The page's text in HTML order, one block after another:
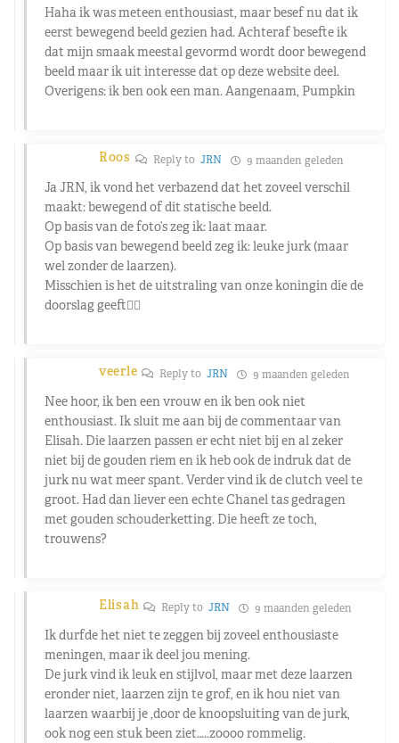
Haha ik was meteen enthousiast, maar besef nu dat ik
eerst bewegend beeld gezien had. Achteraf besefte ik
dat mijn smaak meestal gevormd wordt door bewegend
beeld maar ik uit interesse dat op deze website deel.
Overigens: ik ben ook een man. Aangenaam, Pumpkin
Roos Reply to JRN 9 maanden geleden
Ja JRN, ik vond het verbazend dat het zoveel verschil
maakt: bewegend of dit statische beeld.
Op basis van de foto’s zeg ik: laat maar.
Op basis van bewegend beeld zeg ik: leuke jurk (maar
wel zonder de laarzen).
Misschien is het de uitstraling van onze koningin die de
doorslag geeft🤷‍♀️
veerle Reply toJRN 9 maanden geleden
Nee hoor, ik ben een vrouw en ik ben ook niet
enthousiast. Ik sluit me aan bij de commentaar van
Elisah. Die laarzen passen er echt niet bij en al zeker
niet bij de gouden riem en ik heb ook de indruk dat de
jurk nu wat meer spant. Verder vind ik de clutch veel te
groot. Had dan liever een echte Chanel tas gedragen
met gouden schouderketting. Die heeft ze toch,
trouwens?
Elisah Reply toJRN 9 maanden geleden
Ik durfde het niet te zeggen bij zoveel enthousiaste
meningen, maar ik deel jou mening.
De jurk vind ik leuk en stijlvol, maar met deze laarzen
eronder niet, laarzen zijn te grof, en ik hou niet van
laarzen waarbij je ,door de knoopsluiting van de jurk,
ook nog een stuk been ziet…..zoooo rommelig.